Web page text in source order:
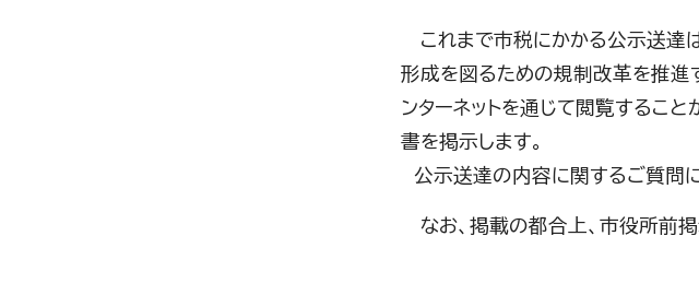
これまで市税にかかる公示送達
形成を図るための規制改革を推進
ンターネットを通じて閲覧するこ
書を掲示します。
公示送達の内容に関するご質問に
なお、掲載の都合上、市役所前掲